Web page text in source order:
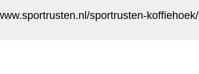
sportrusten-koffiehoek/